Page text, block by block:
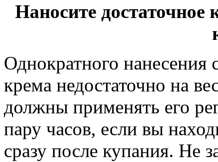
Наносите достаточное
Однократного нанесения
крема недостаточно на
должны применять его
пару часов, если вы
сразу после купания. Не